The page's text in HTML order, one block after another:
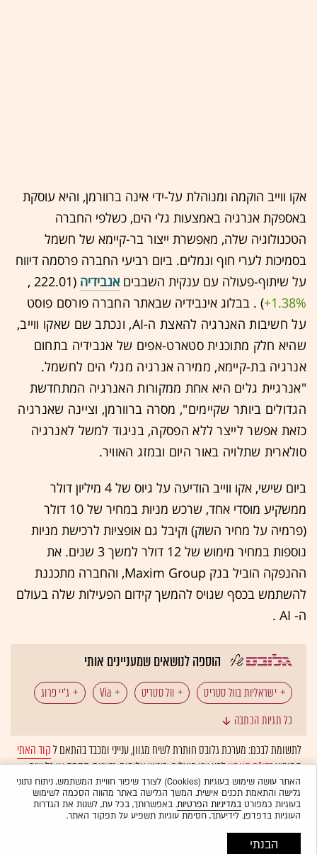
אקו ווייב הוקמה ומנוהלת על-ידי אינה ברוורמן, והיא עוסקת
באספקת אנרגיה באמצעות גלי הים, כשלפי החברה
הטכנולוגיה שלה, מאפשרת ייצור בר-קיימא של חשמל
בסמיכות לערי חוף ונמלים. ביום רביעי החברה פרסמה דיווח
על שיתוף-פעולה עם ענקית השבביםאנבידיה (222.01 ,‎
+1.38%‏) . בבלוג אינבידיה שבאתר החברה פורסם פוסט
על חשיבות האנרגיה להאצת ה-AI, ונכתב שם שאקו ווייב,
שהיא חלק מתוכנית סטארט-אפים של אנבידיה בתחום
אנרגיה בת-קיימא, ממירה אנרגיה מגלי הים לחשמל.
"אנרגיית גלים היא אחת ממקורות האנרגיה המתחדשת
הגדולים ביותר שקיימים", מסרה ברוורמן, וציינה שאנרגיה
כזאת אפשר לייצר ללא הפסקה, בניגוד למשל לאנרגיה
סולארית שתלויה באור היום ובמזג האוויר.
ביום שישי, אקו ווייב הודיעה על גיוס של 4 מיליון דולר
ממשקיע מוסדי אחד, שרכש מניות במחיר של 10 דולר
(פרמיה על מחיר השוק) וקיבל גם אופציות לרכישת מניות
נוספות במחיר מימוש של 12 דולר למשך 3 שנים. את
ההנפקה הוביל בנק Maxim Group, והחברה מתכננת
להשתמש בכסף שגויס להמשך קידום הפעילות שלה בעולם
ה- AI .
הוספה לנושאים שמעניינים אותי
ישראליות בוול סטריט וול סטריט Via ג'יי פרוג
כל תגיות הכתבה
לתשומת לבכם: מערכת גלובס חותרת לשיח מגוון, ענייני ומכבד בהתאם לקוד האתי
המופיעבדו"ח האמוןלפיו אנו פועלים. ביטויי אלימות, גזענות, הסתה או כל שיח
בלתי הולם אחר מסוננים בצורהאוטומטיתולא יפורסמו באתר.
האתר עושה שימוש בעוגיות (Cookies) לצורך שיפור חוויית המשתמש, ניתוח נתוני
גלישה והתאמת תכנים אישית. המשך הגלישה באתר מהווה הסכמה לשימוש
בעוגיות כמפורטבמדיניות הפרטיות. באפשרותך, בכל עת, לשנות את הגדרות
העוגיות בדפדפן. לידיעתך, חסימת עוגיות תשפיע על תפקוד האתר.
הבנתי